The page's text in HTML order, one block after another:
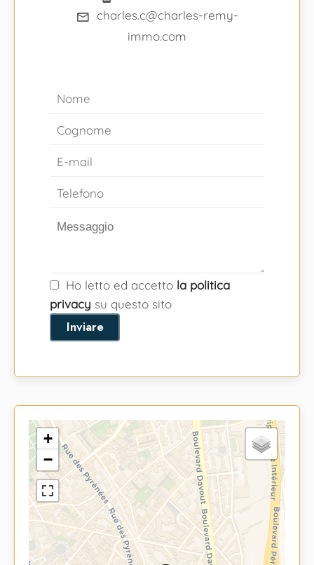
charles.c@charles-remy-
immo.com
Ho letto ed accetto la politica
privacy su questo sito
Inviare
+
−